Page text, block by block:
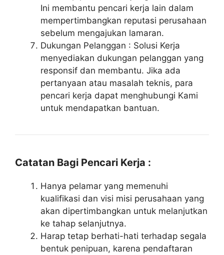
Ini membantu pencari kerja lain dalam
mempertimbangkan reputasi perusahaan
sebelum mengajukan lamaran.
Dukungan Pelanggan : Solusi Kerja
menyediakan dukungan pelanggan yang
responsif dan membantu. Jika ada
pertanyaan atau masalah teknis, para
pencari kerja dapat menghubungi Kami
untuk mendapatkan bantuan.
Catatan Bagi Pencari Kerja :
Hanya pelamar yang memenuhi
kualifikasi dan visi misi perusahaan yang
akan dipertimbangkan untuk melanjutkan
ke tahap selanjutnya.
Harap tetap berhati-hati terhadap segala
bentuk penipuan, karena pendaftaran